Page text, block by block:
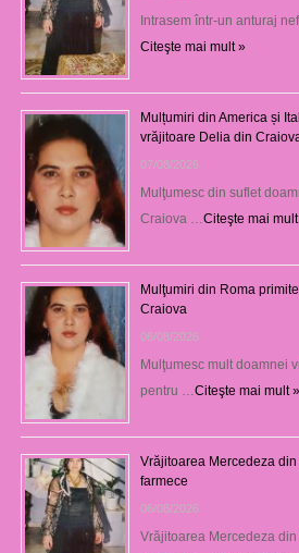
Intrasem într-un anturaj
Citeşte mai mult »
Mulțumiri din America și
vrăjitoare Delia din
07/08/2026
Mulţumesc din suflet
Craiova … Citeşte mai
Mulţumiri din Roma
Craiova
06/08/2026
Mulţumesc mult doamnei
pentru … Citeşte mai mult »
Vrăjitoarea Mercedeza
farmece
06/08/2026
Vrăjitoarea Mercedeza